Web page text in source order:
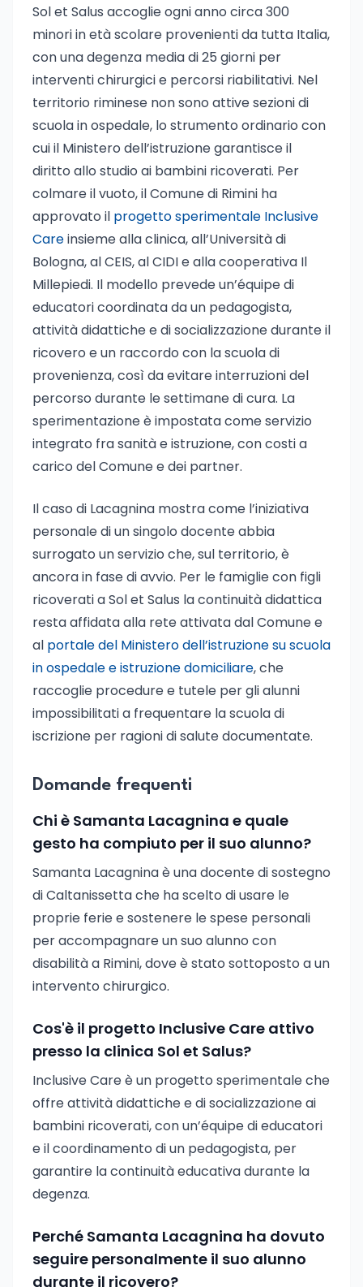
Sol et Salus accoglie ogni anno circa 300
minori in età scolare provenienti da tutta Italia,
con una degenza media di 25 giorni per
interventi chirurgici e percorsi riabilitativi. Nel
territorio riminese non sono attive sezioni di
scuola in ospedale, lo strumento ordinario con
cui il Ministero dell’istruzione garantisce il
diritto allo studio ai bambini ricoverati. Per
colmare il vuoto, il Comune di Rimini ha
approvato il progetto sperimentale Inclusive
Careinsieme alla clinica, all’Università di
Bologna, al CEIS, al CIDI e alla cooperativa Il
Millepiedi. Il modello prevede un’équipe di
educatori coordinata da un pedagogista,
attività didattiche e di socializzazione durante il
ricovero e un raccordo con la scuola di
provenienza, così da evitare interruzioni del
percorso durante le settimane di cura. La
sperimentazione è impostata come servizio
integrato fra sanità e istruzione, con costi a
carico del Comune e dei partner.
Il caso di Lacagnina mostra come l’iniziativa
personale di un singolo docente abbia
surrogato un servizio che, sul territorio, è
ancora in fase di avvio. Per le famiglie con figli
ricoverati a Sol et Salus la continuità didattica
resta affidata alla rete attivata dal Comune e
al portale del Ministero dell’istruzione su scuola
in ospedale e istruzione domiciliare, che
raccoglie procedure e tutele per gli alunni
impossibilitati a frequentare la scuola di
iscrizione per ragioni di salute documentate.
Domande frequenti
Chi è Samanta Lacagnina e quale
gesto ha compiuto per il suo alunno?
Samanta Lacagnina è una docente di sostegno
di Caltanissetta che ha scelto di usare le
proprie ferie e sostenere le spese personali
per accompagnare un suo alunno con
disabilità a Rimini, dove è stato sottoposto a un
intervento chirurgico.
Cos'è il progetto Inclusive Care attivo
presso la clinica Sol et Salus?
Inclusive Care è un progetto sperimentale che
offre attività didattiche e di socializzazione ai
bambini ricoverati, con un’équipe di educatori
e il coordinamento di un pedagogista, per
garantire la continuità educativa durante la
degenza.
Perché Samanta Lacagnina ha dovuto
seguire personalmente il suo alunno
durante il ricovero?